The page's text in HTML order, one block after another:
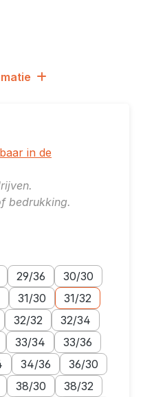
in de
bedrukking.
29/34
29/36
Maatoptie: 29/36
30/30
Maatoptie: 30/30
30/36
31/30
Maatoptie: 31/30
31/32
Maatoptie: 31/32
32/30
32/32
Maatoptie: 32/32
32/34
Maatoptie: 32/34
33/32
33/34
Maatoptie: 33/34
33/36
Maatoptie: 33/36
34/34
34/36
Maatoptie: 34/36
36/30
Maatoptie: 36/
36/36
38/30
Maatoptie: 38/30
38/32
Maatoptie: 38/32